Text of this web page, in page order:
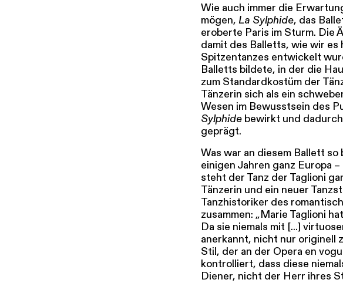
Wie auch immer die
mögen, La Sylphide, das
eroberte Paris im Sturm. Die
damit des Balletts, wie wir es
Spitzentanzes entwickelt
Balletts bildete, in der die
zum Standardkostüm der
Tänzerin sich als ein
Wesen im Bewusstsein des
Sylphide bewirkt und
geprägt.
Was war an diesem Ballett
einigen Jahren ganz Europa
steht der Tanz der Taglioni
Tänzerin und ein neuer
Tanzhistoriker des
zusammen: „Marie Taglioni
Da sie niemals mit [...]
anerkannt, nicht nur originell
Stil, der an der Opera en
kontrolliert, dass diese
Diener, nicht der Herr ihres